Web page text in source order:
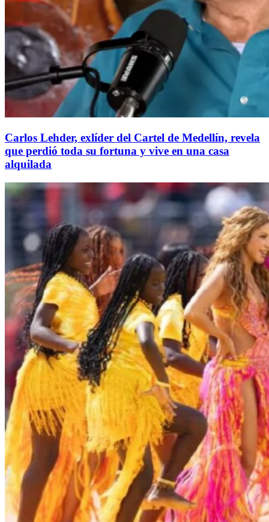
Carlos Lehder, exlíder del Cartel de Medellín, revela
que perdió toda su fortuna y vive en una casa
alquilada